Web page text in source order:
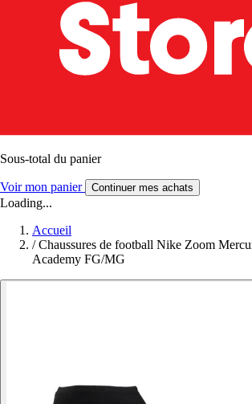
Sous-total du panier
Voir mon panier Continuer mes achats
Loading...
Accueil
/ Chaussures de football Nike Zoom
Academy FG/MG